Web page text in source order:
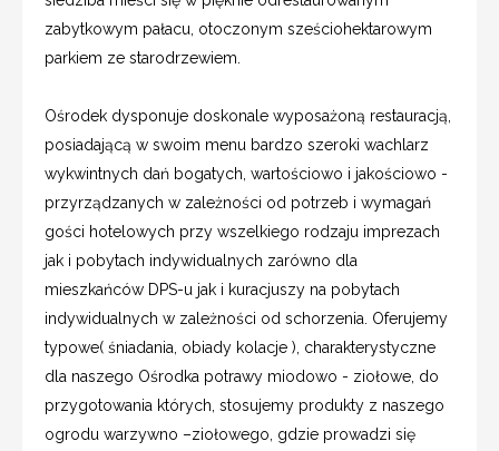
zabytkowym pałacu, otoczonym sześciohektarowym
parkiem ze starodrzewiem.
Ośrodek dysponuje doskonale wyposażoną restauracją,
posiadającą w swoim menu bardzo szeroki wachlarz
wykwintnych dań bogatych, wartościowo i jakościowo -
przyrządzanych w zależności od potrzeb i wymagań
gości hotelowych przy wszelkiego rodzaju imprezach
jak i pobytach indywidualnych zarówno dla
mieszkańców DPS-u jak i kuracjuszy na pobytach
indywidualnych w zależności od schorzenia. Oferujemy
typowe( śniadania, obiady kolacje ), charakterystyczne
dla naszego Ośrodka potrawy miodowo - ziołowe, do
przygotowania których, stosujemy produkty z naszego
ogrodu warzywno –ziołowego, gdzie prowadzi się